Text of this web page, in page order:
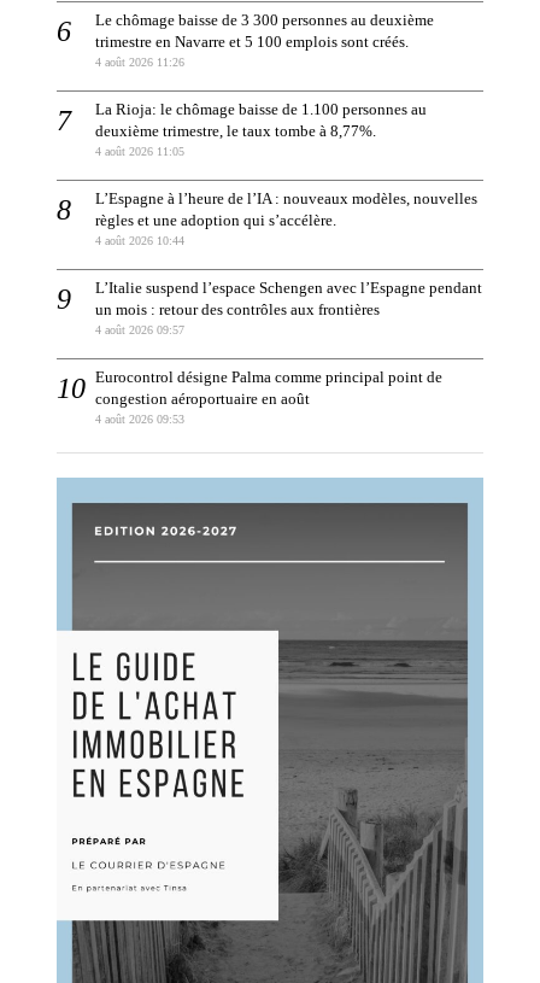
Le chômage baisse de 3 300 personnes au deuxième
trimestre en Navarre et 5 100 emplois sont créés.
4 août 2026 11:26
La Rioja: le chômage baisse de 1.100 personnes au
deuxième trimestre, le taux tombe à 8,77%.
4 août 2026 11:05
L’Espagne à l’heure de l’IA : nouveaux modèles, nouvelles
règles et une adoption qui s’accélère.
4 août 2026 10:44
L’Italie suspend l’espace Schengen avec l’Espagne pendant
un mois : retour des contrôles aux frontières
4 août 2026 09:57
Eurocontrol désigne Palma comme principal point de
congestion aéroportuaire en août
4 août 2026 09:53